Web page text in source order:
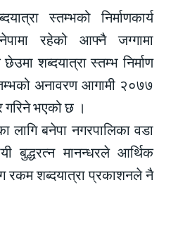
स्तम्भको निर्माणकार्य
रहेको आफ्नै जग्गामा
शब्दयात्रा स्तम्भ निर्माण
अनावरण आगामी २०७७
भएको छ ।
लागि बनेपा नगरपालिका वडा
बुद्धरत्न मानन्धरले आर्थिक
रकम शब्दयात्रा प्रकाशनले नै